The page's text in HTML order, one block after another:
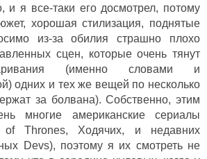
Пацаны (2019-)
и я все-таки его досмотрел, потому
хорошая стилизация, поднятые
из-за обилия страшно плохо
сцен, которые очень тянут
(именно словами и
одних и тех же вещей по несколько
за болвана). Собственно, этим
многие американские сериалы
of Thrones, Ходячих, и недавних
Devs), поэтому я их смотреть не